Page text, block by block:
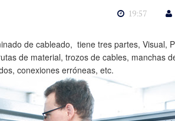
19:57
de cableado, tiene tres partes, Visual,
de material, trozos de cables, manchas
conexiones erróneas, etc.